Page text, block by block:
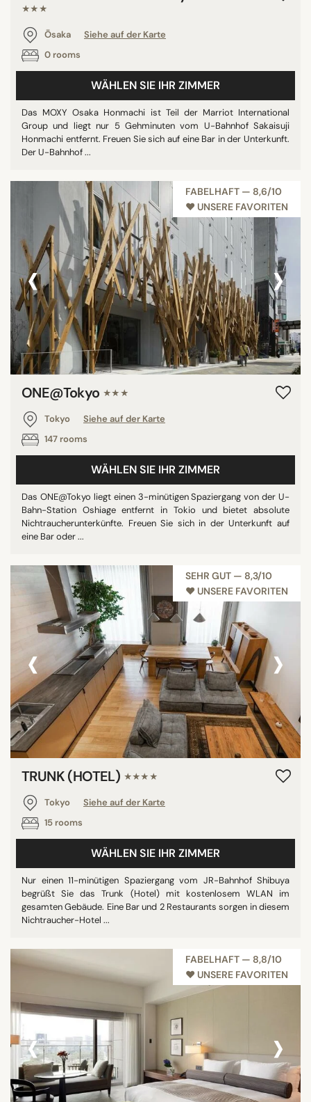
★★★
Ōsaka
Siehe auf der Karte
0 rooms
WÄHLEN SIE IHR ZIMMER
Das MOXY Osaka Honmachi ist Teil der Marriot International
Group und liegt nur 5 Gehminuten vom U-Bahnhof Sakaisuji
Honmachi entfernt. Freuen Sie sich auf eine Bar in der Unterkunft.
Der U-Bahnhof ...
FABELHAFT — 8,6/10
♥︎ UNSERE FAVORITEN
‹ ›
ONE@Tokyo ★★★
Tokyo
Siehe auf der Karte
147 rooms
WÄHLEN SIE IHR ZIMMER
Das ONE@Tokyo liegt einen 3-minütigen Spaziergang von der U-
Bahn-Station Oshiage entfernt in Tokio und bietet absolute
Nichtraucherunterkünfte. Freuen Sie sich in der Unterkunft auf
eine Bar oder ...
SEHR GUT — 8,3/10
♥︎ UNSERE FAVORITEN
‹ ›
TRUNK (HOTEL) ★★★★
Tokyo
Siehe auf der Karte
15 rooms
WÄHLEN SIE IHR ZIMMER
Nur einen 11-minütigen Spaziergang vom JR-Bahnhof Shibuya
begrüßt Sie das Trunk (Hotel) mit kostenlosem WLAN im
gesamten Gebäude. Eine Bar und 2 Restaurants sorgen in diesem
Nichtraucher-Hotel ...
FABELHAFT — 8,8/10
♥︎ UNSERE FAVORITEN
‹ ›